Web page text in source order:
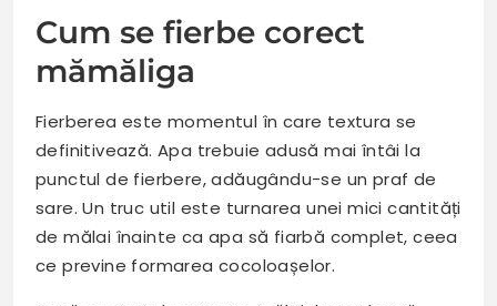
Cum se fierbe corect
mămăliga
Fierberea este momentul în care textura se
definitivează. Apa trebuie adusă mai întâi la
punctul de fierbere, adăugându-se un praf de
sare. Un truc util este turnarea unei mici cantități
de mălai înainte ca apa să fiarbă complet, ceea
ce previne formarea cocoloașelor.